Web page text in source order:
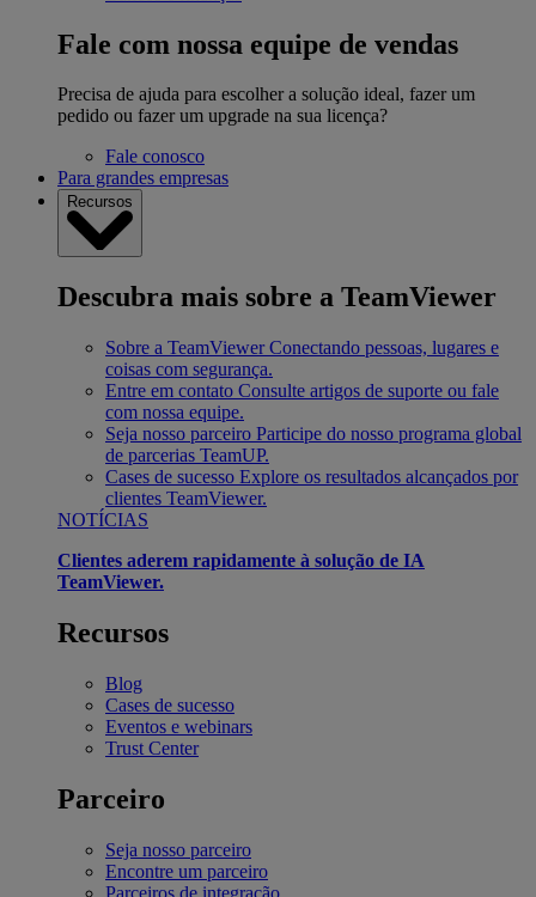
Fale com nossa equipe de vendas
Precisa de ajuda para escolher a solução ideal, fazer um
pedido ou fazer um upgrade na sua licença?
Fale conosco
Para grandes empresas
Recursos
Descubra mais sobre a TeamViewer
Sobre a TeamViewer Conectando pessoas, lugares e
coisas com segurança.
Entre em contato Consulte artigos de suporte ou fale
com nossa equipe.
Seja nosso parceiro Participe do nosso programa global
de parcerias TeamUP.
Cases de sucesso Explore os resultados alcançados por
clientes TeamViewer.
NOTÍCIAS
Clientes aderem rapidamente à solução de IA
TeamViewer.
Recursos
Blog
Cases de sucesso
Eventos e webinars
Trust Center
Parceiro
Seja nosso parceiro
Encontre um parceiro
Parceiros de integração